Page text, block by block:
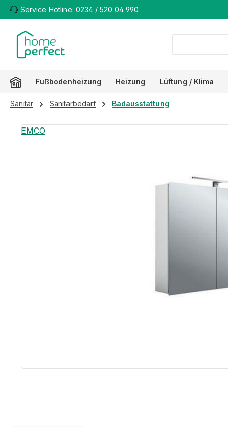
Hauptinhalt springen
Zur Suche springen
Zur Hauptnavigation springen
Service Hotline: 0234 / 520 04 990
Fußbodenheizung Heizung Lüftung / Klima
Sanitär Sanitärbedarf Badausstattung
EMCO
Bildergalerie überspringen